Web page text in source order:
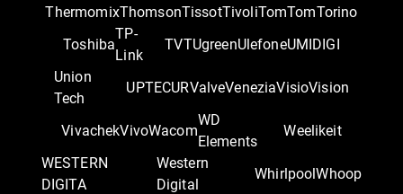
ThermomixThomsonTissotTivoliTomTomTorino
Toshiba
TP-
Link
TVTUgreenUlefoneUMIDIGI
Union
Tech
UPTECURValveVeneziaVisioVision
VivachekVivoWacom
WD
Elements
Weelikeit
WESTERN
DIGITA
Western
Digital
WhirlpoolWhoop